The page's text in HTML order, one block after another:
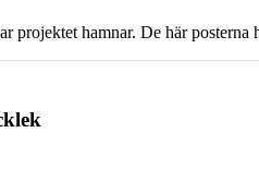
hamnar. De här posterna